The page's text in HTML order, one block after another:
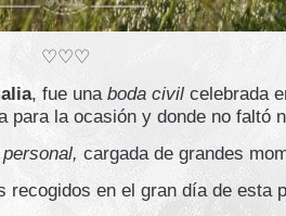
♡♡♡
, fue una boda civil celebrada
para la ocasión y donde no faltó
cargada de grandes
en el gran día de esta